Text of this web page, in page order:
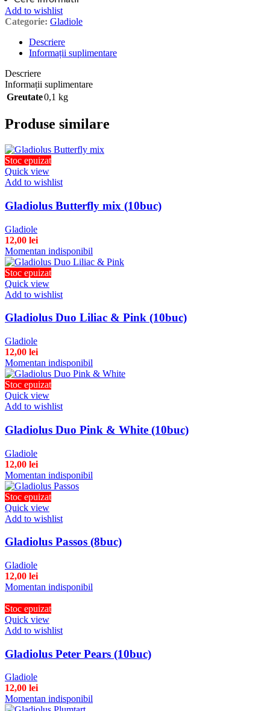
Add to wishlist
Categorie: Gladiole
Descriere
Informații suplimentare
Descriere
Informații suplimentare
Greutate0,1 kg
Produse similare
Stoc epuizat
Quick view
Add to wishlist
Gladiolus Butterfly mix (10buc)
Gladiole
12,00 lei
Momentan indisponibil
Stoc epuizat
Quick view
Add to wishlist
Gladiolus Duo Liliac & Pink (10buc)
Gladiole
12,00 lei
Momentan indisponibil
Stoc epuizat
Quick view
Add to wishlist
Gladiolus Duo Pink & White (10buc)
Gladiole
12,00 lei
Momentan indisponibil
Stoc epuizat
Quick view
Add to wishlist
Gladiolus Passos (8buc)
Gladiole
12,00 lei
Momentan indisponibil
Stoc epuizat
Quick view
Add to wishlist
Gladiolus Peter Pears (10buc)
Gladiole
12,00 lei
Momentan indisponibil